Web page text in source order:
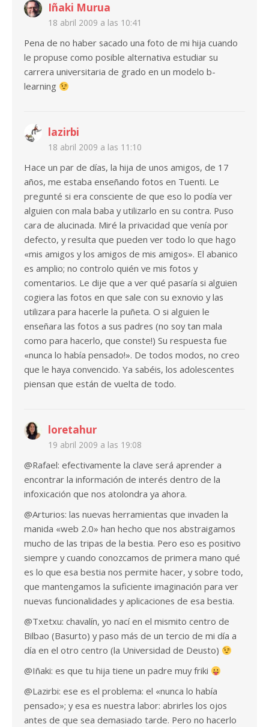
Iñaki Murua
18 abril 2009 a las 10:41
Pena de no haber sacado una foto de mi hija cuando
le propuse como posible alternativa estudiar su
carrera universitaria de grado en un modelo b-
learning
lazirbi
18 abril 2009 a las 11:10
Hace un par de días, la hija de unos amigos, de 17
años, me estaba enseñando fotos en Tuenti. Le
pregunté si era consciente de que eso lo podía ver
alguien con mala baba y utilizarlo en su contra. Puso
cara de alucinada. Miré la privacidad que venía por
defecto, y resulta que pueden ver todo lo que hago
«mis amigos y los amigos de mis amigos». El abanico
es amplio; no controlo quién ve mis fotos y
comentarios. Le dije que a ver qué pasaría si alguien
cogiera las fotos en que sale con su exnovio y las
utilizara para hacerle la puñeta. O si alguien le
enseñara las fotos a sus padres (no soy tan mala
como para hacerlo, que conste!) Su respuesta fue
«nunca lo había pensado!». De todos modos, no creo
que le haya convencido. Ya sabéis, los adolescentes
piensan que están de vuelta de todo.
loretahur
19 abril 2009 a las 19:08
@Rafael: efectivamente la clave será aprender a
encontrar la información de interés dentro de la
infoxicación que nos atolondra ya ahora.
@Arturios: las nuevas herramientas que invaden la
manida «web 2.0» han hecho que nos abstraigamos
mucho de las tripas de la bestia. Pero eso es positivo
siempre y cuando conozcamos de primera mano qué
es lo que esa bestia nos permite hacer, y sobre todo,
que mantengamos la suficiente imaginación para ver
nuevas funcionalidades y aplicaciones de esa bestia.
@Txetxu: chavalín, yo nací en el mismito centro de
Bilbao (Basurto) y paso más de un tercio de mi día a
día en el otro centro (la Universidad de Deusto)
@Iñaki: es que tu hija tiene un padre muy friki
@Lazirbi: ese es el problema: el «nunca lo había
pensado»; y esa es nuestra labor: abrirles los ojos
antes de que sea demasiado tarde. Pero no hacerlo